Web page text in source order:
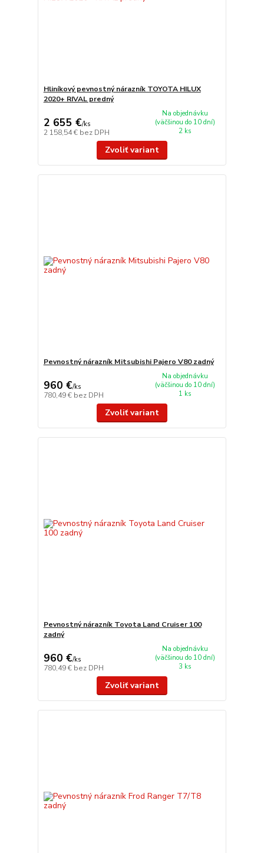
Hliníkový pevnostný nárazník TOYOTA HILUX
2020+ RIVAL predný
2 655 €/ks
2 158,54 € bez DPH
Na objednávku
(väčšinou do 10 dní)
2 ks
Zvoliť variant
Pevnostný nárazník Mitsubishi Pajero V80 zadný
960 €/ks
780,49 € bez DPH
Na objednávku
(väčšinou do 10 dní)
1 ks
Zvoliť variant
Pevnostný nárazník Toyota Land Cruiser 100
zadný
960 €/ks
780,49 € bez DPH
Na objednávku
(väčšinou do 10 dní)
3 ks
Zvoliť variant